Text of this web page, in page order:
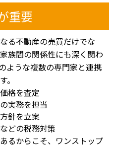
重要
る不動産の売買だけでな
族間の関係性にも深く関わ
ような複数の専門家と連携
。
格を査定
実務を担当
針を立案
どの税務対策
るからこそ、ワンストップ